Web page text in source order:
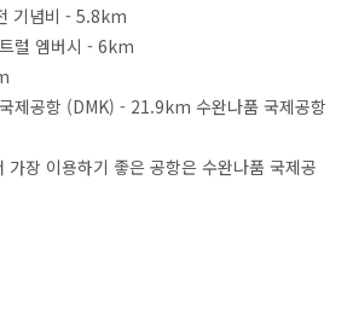
기념비 - 5.8km
럴 엠버시 - 6km
제공항 (DMK) - 21.9km 수완나품 국제공항
가장 이용하기 좋은 공항은 수완나품 국제공